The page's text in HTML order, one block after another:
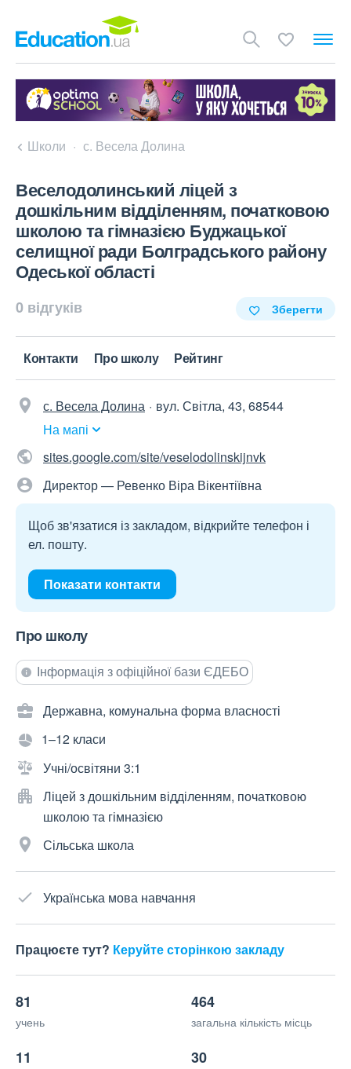
Школи с. Весела Долина
Веселодолинський ліцей з
дошкільним відділенням, початковою
школою та гімназією Буджацької
селищної ради Болградського району
Одеської області
0 відгуків Зберегти
Контакти Про школу Рейтинг
с. Весела Долина
вул. Світла, 43, 68544
На мапі
sites.google.com/site/veselodolinskijnvk
Директор — Ревенко Віра Вікентіївна
Щоб зв'язатися із закладом, відкрийте телефон і
ел. пошту.
Показати контакти
Про школу
Інформація з офіційної бази ЄДЕБО
Державна, комунальна форма власності
1–12 класи
Учні/освітяни 3:1
Ліцей з дошкільним відділенням, початковою
школою та гімназією
Сільська школа
Українська мова навчання
Працюєте тут? Керуйте сторінкою закладу
81
учень
464
загальна кількість місць
11 30